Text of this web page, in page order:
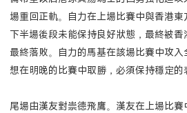
場重回正軌。自力在上場比賽中與香港
下半場後段未能保持良好狀態，最終被香
最終落敗。自力的馬基在該場比賽中攻
想在明晚的比賽中取勝，必須保持穩定的
尾場由漢友對崇德飛鷹。漢友在上場比